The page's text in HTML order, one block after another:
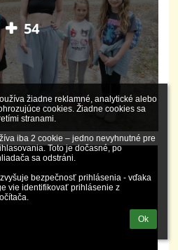
žiadne reklamné, analytické alebo
cookies. Žiadne cookies sa
stranami.
iba 2 cookie – jedno nevyhnutné pre
Toto je dočasné, po
sa odstráni.
bezpečnosť prihlásenia - vďaka
vie identifikovať prihlásenie z
Ok
54